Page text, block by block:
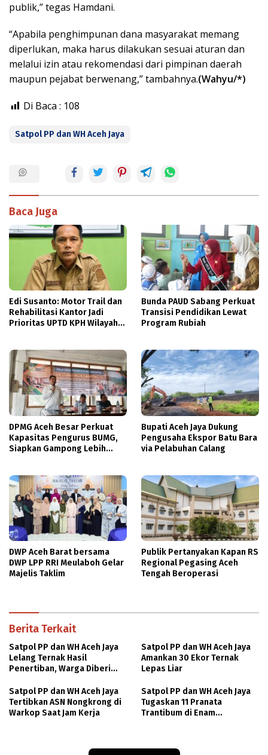
publik,” tegas Hamdani.
“Apabila penghimpunan dana masyarakat memang
diperlukan, maka harus dilakukan sesuai aturan dan
melalui izin atau rekomendasi dari pimpinan daerah
maupun pejabat berwenang,” tambahnya.(Wahyu/*)
Di Baca : 108
Satpol PP dan WH Aceh Jaya
Baca Juga
Edi Susanto: Motor Trail dan
Rehabilitasi Kantor Jadi
Prioritas UPTD KPH Wilayah
Bunda PAUD Sabang Perkuat
Transisi Pendidikan Lewat
Program Rubiah
DPMG Aceh Besar Perkuat
Kapasitas Pengurus BUMG,
Siapkan Gampong Lebih
Bupati Aceh Jaya Dukung
Pengusaha Ekspor Batu Bara
via Pelabuhan Calang
DWP Aceh Barat bersama
DWP LPP RRI Meulaboh Gelar
Majelis Taklim
Publik Pertanyakan Kapan RS
Regional Pegasing Aceh
Tengah Beroperasi
Berita Terkait
Satpol PP dan WH Aceh Jaya
Lelang Ternak Hasil
Penertiban, Warga Diberi
Terbuka
Satpol PP dan WH Aceh Jaya
Amankan 30 Ekor Ternak
Lepas Liar
Satpol PP dan WH Aceh Jaya
Tertibkan ASN Nongkrong di
Warkop Saat Jam Kerja
Satpol PP dan WH Aceh Jaya
Tugaskan 11 Pranata
Trantibum di Enam